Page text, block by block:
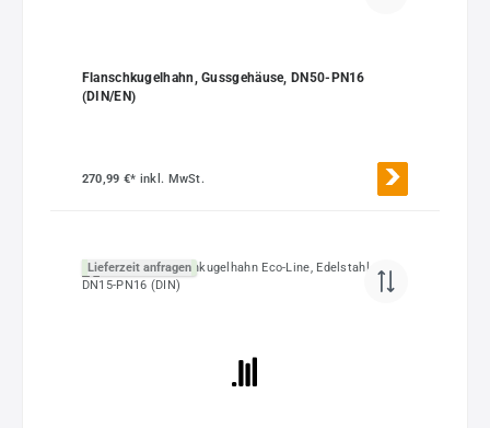
Flanschkugelhahn, Gussgehäuse, DN50-PN16
(DIN/EN)
270,99 €* inkl. MwSt.
Lieferzeit anfragen